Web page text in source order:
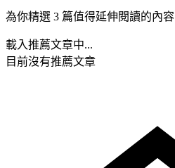
為你精選 3 篇值得延伸閱讀的內容
載入推薦文章中...
目前沒有推薦文章